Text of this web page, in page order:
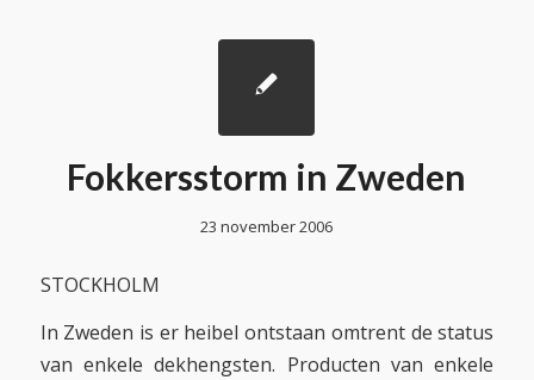
Fokkersstorm in Zweden
23 november 2006
STOCKHOLM
In Zweden is er heibel ontstaan omtrent de status
van enkele dekhengsten. Producten van enkele